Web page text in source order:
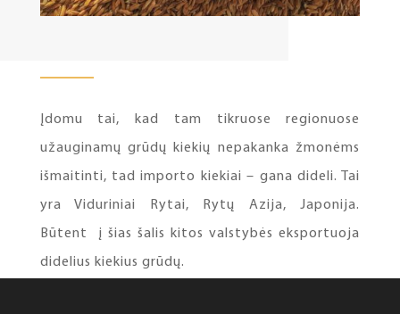
Įdomu tai, kad tam tikruose regionuose
užauginamų grūdų kiekių nepakanka žmonėms
išmaitinti, tad importo kiekiai – gana dideli. Tai
yra Viduriniai Rytai, Rytų Azija, Japonija.
Būtent į šias šalis kitos valstybės eksportuoja
didelius kiekius grūdų.